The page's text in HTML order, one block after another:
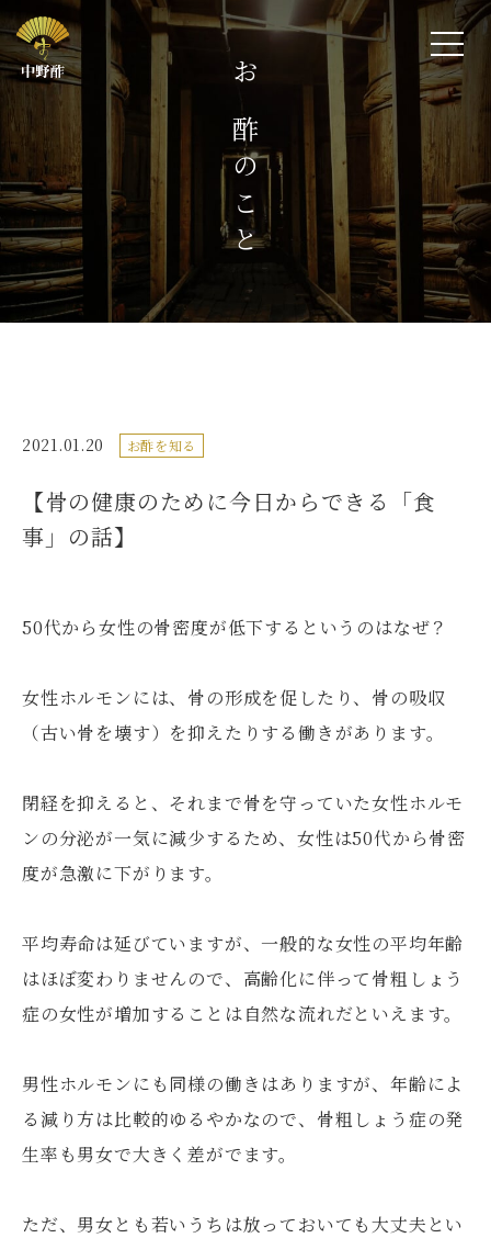
お酢のこと
2021.01.20 お酢を知る
【骨の健康のために今日からできる「食
事」の話】
50代から女性の骨密度が低下するというのはなぜ？
女性ホルモンには、骨の形成を促したり、骨の吸収
（古い骨を壊す）を抑えたりする働きがあります。
閉経を抑えると、それまで骨を守っていた女性ホルモ
ンの分泌が一気に減少するため、女性は50代から骨密
度が急激に下がります。
平均寿命は延びていますが、一般的な女性の平均年齢
はほぼ変わりませんので、高齢化に伴って骨粗しょう
症の女性が増加することは自然な流れだといえます。
男性ホルモンにも同様の働きはありますが、年齢によ
る減り方は比較的ゆるやかなので、骨粗しょう症の発
生率も男女で大きく差がでます。
ただ、男女とも若いうちは放っておいても大丈夫とい